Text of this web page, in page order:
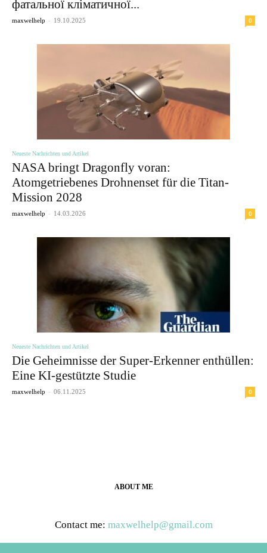
фатальної кліматичної...
maxwelhelp - 19.10.2025 0
Neueste Nachrichten und Artikel
NASA bringt Dragonfly voran:
Atomgetriebenes Drohnenset für die Titan-
Mission 2028
maxwelhelp - 14.03.2026 0
Neueste Nachrichten und Artikel
Die Geheimnisse der Super-Erkenner enthüllen:
Eine KI-gestützte Studie
maxwelhelp - 06.11.2025 0
ABOUT ME
Contact me: maxwelhelp@gmail.com